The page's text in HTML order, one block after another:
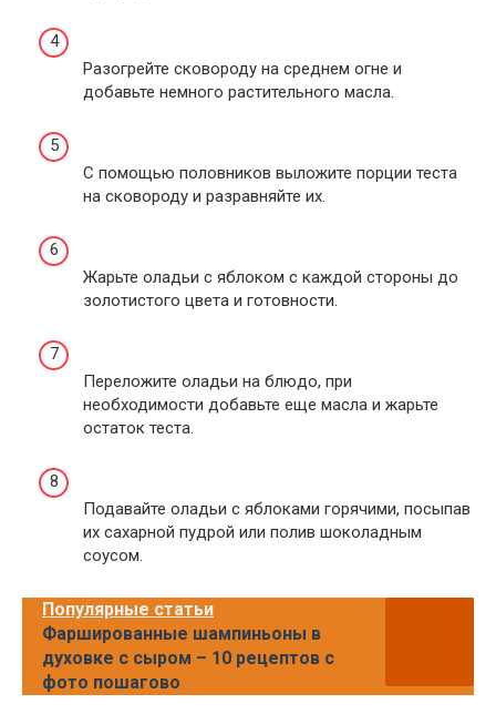
Разогрейте сковороду на среднем огне и
добавьте немного растительного масла.
С помощью половников выложите порции теста
на сковороду и разравняйте их.
Жарьте оладьи с яблоком с каждой стороны до
золотистого цвета и готовности.
Переложите оладьи на блюдо, при
необходимости добавьте еще масла и жарьте
остаток теста.
Подавайте оладьи с яблоками горячими, посыпав
их сахарной пудрой или полив шоколадным
соусом.
Популярные статьи
Фаршированные шампиньоны в
духовке с сыром – 10 рецептов с
фото пошагово